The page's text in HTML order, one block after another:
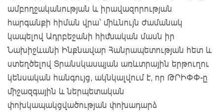
ամբողջականության և իրավազորության
հարգանքի հիման վրա՝ միևնույն ժամանակ
կապելով Ադրբեջանի հիմնական մասն իր
Նախիջևանի Ինքնավար Հանրապետության հետ և
ստեղծելով Տրանսկասպյան առևտրային երթուղու
կենսական հանգույց, ակնկալվում է, որ ԹՐԻՓՓ-ը
միջազգային և ներպետական
փոխկապակցվածության փոխադարձ